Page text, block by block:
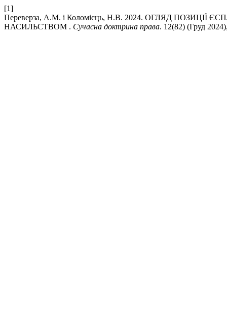
[1]
Переверза, А.М. і Коломієць, Н.В. 2024. ОГЛЯД
НАСИЛЬСТВОМ . Сучасна доктрина права. 12(82) (Груд